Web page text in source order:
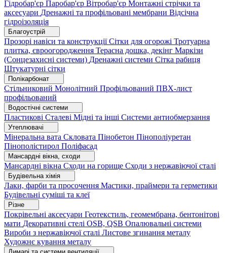
Гідробар'єр Паробар'єр Вітробар'єр Монтажні стрічки та
аксесуари Дренажні та профільовані мембрани Відсічна
гідроізоляція
Благоустрій
Прозорі навіси та конструкціїСітки для огорожі Тротуарна
плитка, євроогородження Терасна дошка, декінг Маркізи
(Сонцезахисні системи) Дренажні системи Сітка рабиця
Штукатурні сітки
Полікарбонат
Стільниковий Монолітний Профільований ПВХ-лист
профільований
Водостічні системи
Пластикові Сталеві Мідні та інші Системи антиобмерзання
Утеплювачі
Мінеральна вата Скловата Пінобетон Пінополіуретан
Пінополістирол Поліфасад
Мансардні вікна, сходи
Мансардні вікна Сходи на горище Сходи з нержавіючої сталі
Будівельна хімія
Лаки, фарби та просочення Мастики, праймери та герметики
Будівельні суміші та клеї
Різне
Покрівельні аксесуари Геотекстиль, геомембрана, бентонітові
мати Декоративні стелі OSB, QSB Опалювальні системи
Вироби з нержавіючої сталі Листове згинання металу
Художнє кування металу